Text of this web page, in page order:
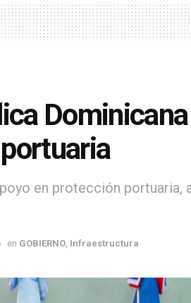
en protección
en GOBIERNO, Infraestructura